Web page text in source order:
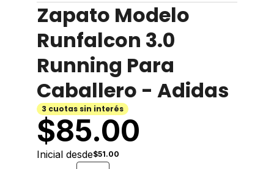
Zapato Modelo
Runfalcon 3.0
Running Para
Caballero - Adidas
3 cuotas sin interés
$85.00
Inicial desde$51.00